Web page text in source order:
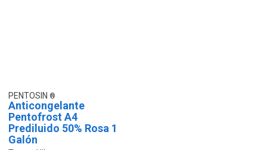
PENTOSIN
Anticongelante
Pentofrost A4
Prediluido 50% Rosa 1
Galón